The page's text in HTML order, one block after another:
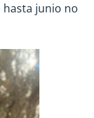
junio no